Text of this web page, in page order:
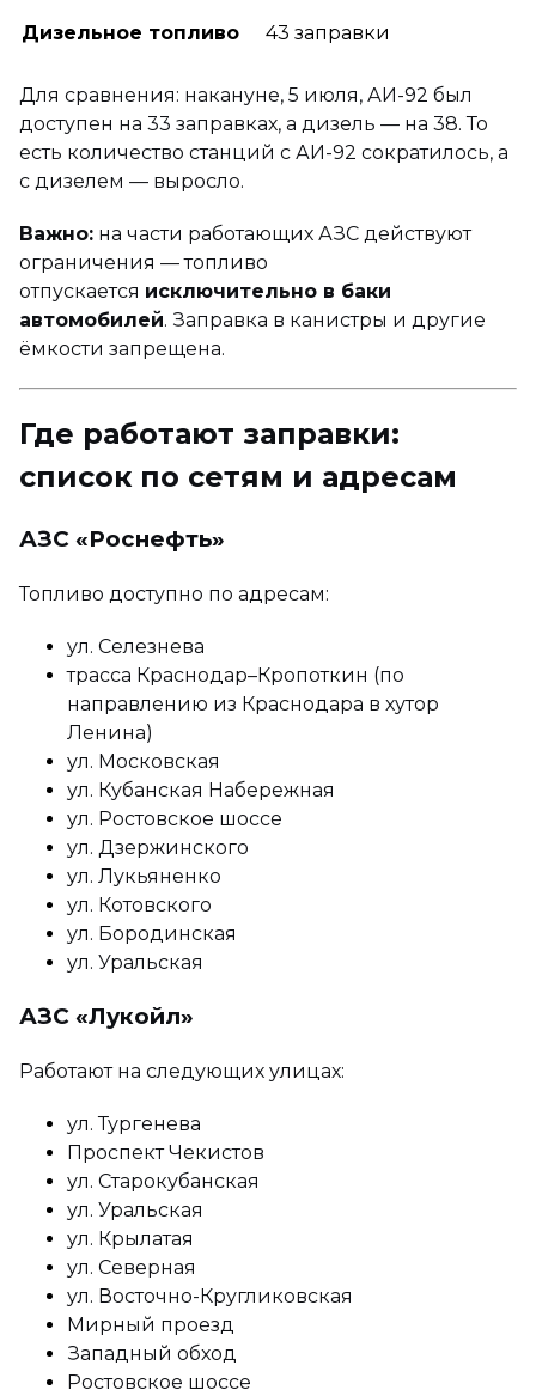
Дизельное топливо
43 заправки
Для сравнения: накануне, 5 июля, АИ-92 был
доступен на 33 заправках, а дизель — на 38. То
есть количество станций с АИ-92 сократилось, а
с дизелем — выросло.
Важно: на части работающих АЗС действуют
ограничения — топливо
отпускается исключительно в баки
автомобилей. Заправка в канистры и другие
ёмкости запрещена.
Где работают заправки:
список по сетям и адресам
АЗС «Роснефть»
Топливо доступно по адресам:
ул. Селезнева
трасса Краснодар–Кропоткин (по
направлению из Краснодара в хутор
Ленина)
ул. Московская
ул. Кубанская Набережная
ул. Ростовское шоссе
ул. Дзержинского
ул. Лукьяненко
ул. Котовского
ул. Бородинская
ул. Уральская
АЗС «Лукойл»
Работают на следующих улицах:
ул. Тургенева
Проспект Чекистов
ул. Старокубанская
ул. Уральская
ул. Крылатая
ул. Северная
ул. Восточно-Кругликовская
Мирный проезд
Западный обход
Ростовское шоссе